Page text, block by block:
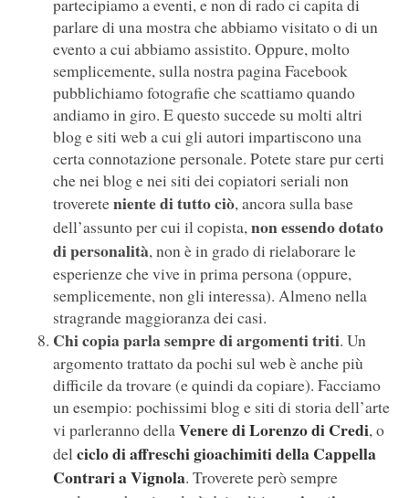
partecipiamo a eventi, e non di rado ci capita di
parlare di una mostra che abbiamo visitato o di un
evento a cui abbiamo assistito. Oppure, molto
semplicemente, sulla nostra pagina Facebook
pubblichiamo fotografie che scattiamo quando
andiamo in giro. E questo succede su molti altri
blog e siti web a cui gli autori impartiscono una
certa connotazione personale. Potete stare pur certi
che nei blog e nei siti dei copiatori seriali non
trovereteniente di tutto ciò, ancora sulla base
dell’assunto per cui il copista,non essendo dotato
di personalità, non è in grado di rielaborare le
esperienze che vive in prima persona (oppure,
semplicemente, non gli interessa). Almeno nella
stragrande maggioranza dei casi.
Chi copia parla sempre di argomenti triti. Un
argomento trattato da pochi sul web è anche più
difficile da trovare (e quindi da copiare). Facciamo
un esempio: pochissimi blog e siti di storia dell’arte
vi parleranno dellaVenere di Lorenzo di Credi, o
delciclo di affreschi gioachimiti della Cappella
Contrari a Vignola. Troverete però sempre